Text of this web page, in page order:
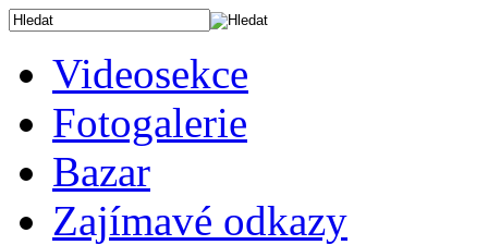
Videosekce
Fotogalerie
Bazar
Zajímavé odkazy